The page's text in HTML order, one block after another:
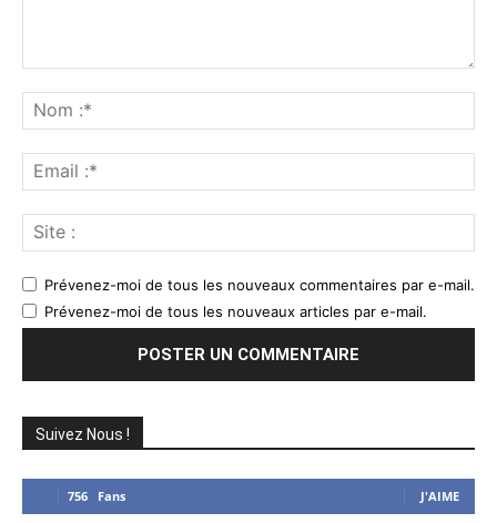
:*
:*
:
Prévenez-moi de tous les nouveaux commentaires par e-mail.
Prévenez-moi de tous les nouveaux articles par e-mail.
Suivez Nous !
756 Fans J'AIME